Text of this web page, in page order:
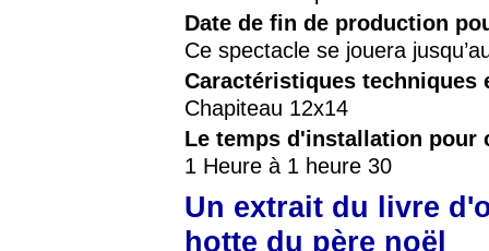
Date de fin de production
Ce spectacle se jouera
Caractéristiques techniques
Chapiteau 12x14
Le temps d'installation pour
1 Heure à 1 heure 30
Un extrait du livre
hotte du père noël